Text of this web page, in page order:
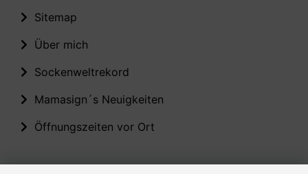
Sitemap
Über mich
Sockenweltrekord
Mamasign´s Neuigkeiten
Öffnungszeiten vor Ort